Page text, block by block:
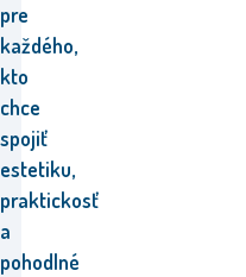
pre
každého,
kto
chce
spojiť
estetiku,
praktickosť
a
pohodlné